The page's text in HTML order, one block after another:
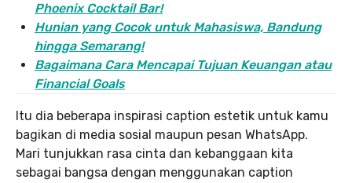
Phoenix Cocktail Bar!
Hunian yang Cocok untuk Mahasiswa, Bandung
hingga Semarang!
Bagaimana Cara Mencapai Tujuan Keuangan atau
Financial Goals
Itu dia beberapa inspirasi caption estetik untuk kamu
bagikan di media sosial maupun pesan WhatsApp.
Mari tunjukkan rasa cinta dan kebanggaan kita
sebagai bangsa dengan menggunakan caption